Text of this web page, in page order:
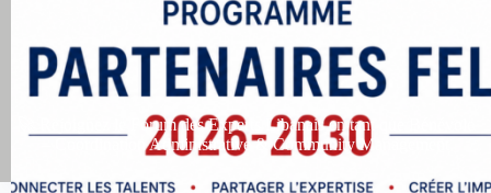
🚀 Rejoignez le Forum des Experts Libanais en tant que Bénévole
– Coordination Administrative & Community Management